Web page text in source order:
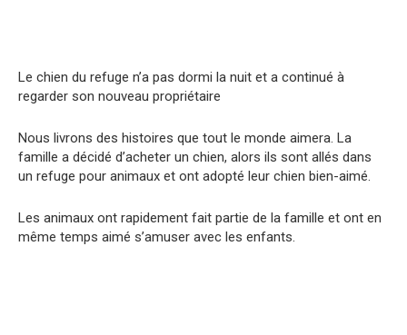
Le chien du refuge n’a pas dormi la nuit et a continué à
regarder son nouveau propriétaire
Nous livrons des histoires que tout le monde aimera. La
famille a décidé d’acheter un chien, alors ils sont allés dans
un refuge pour animaux et ont adopté leur chien bien-aimé.
Les animaux ont rapidement fait partie de la famille et ont en
même temps aimé s’amuser avec les enfants.